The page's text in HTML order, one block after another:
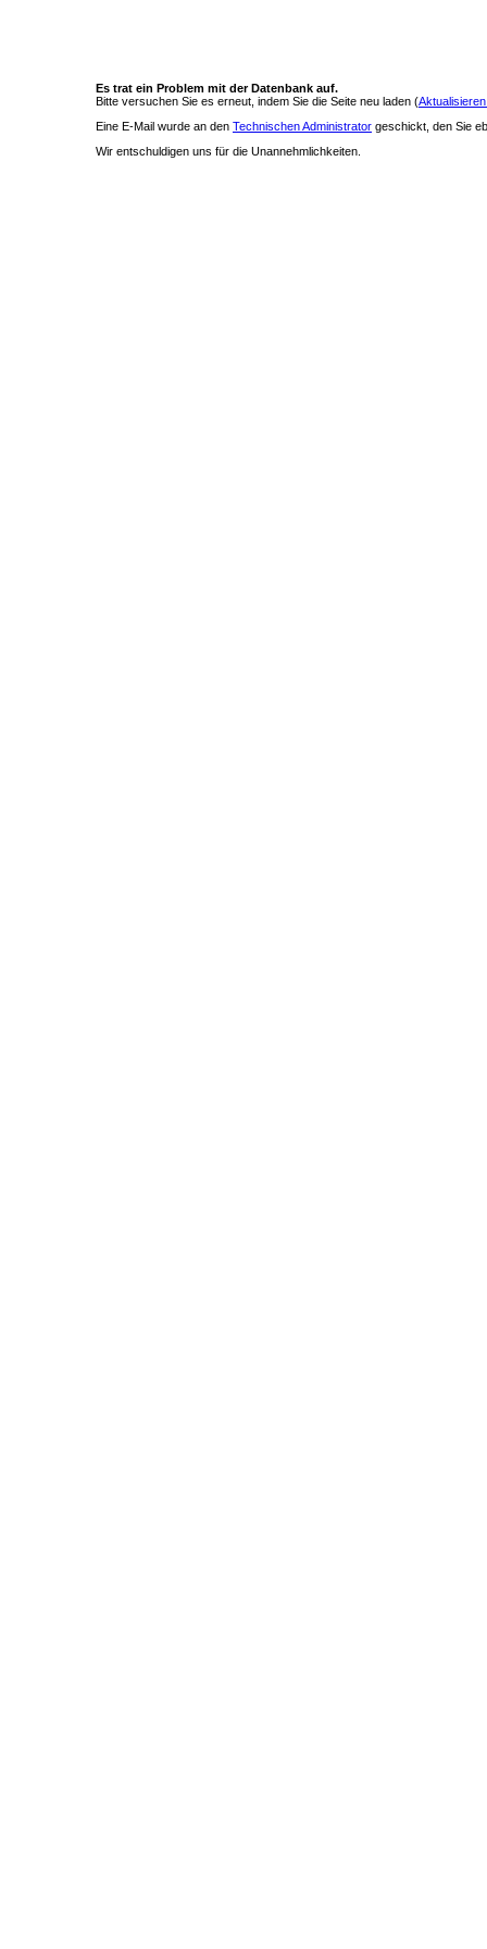
Es trat ein Problem mit der Datenbank auf.
Bitte versuchen Sie es erneut, indem Sie die Seite neu laden (
Eine E-Mail wurde an den Technischen Administrator geschickt, den Sie
Wir entschuldigen uns für die Unannehmlichkeiten.